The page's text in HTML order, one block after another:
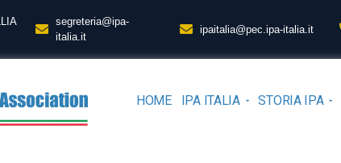
segreteria@ipa-
italia.it
ipaitalia@pec.ipa-italia.it
HOME IPA ITALIA STORIA IPA